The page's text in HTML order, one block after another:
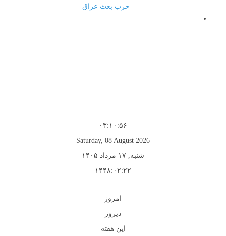
حزب بعث عراق
۰۳:۱۰:۵۶
Saturday, 08 August 2026
شنبه, ۱۷ مرداد ۱۴۰۵
۱۴۴۸:۰۲:۲۲
امروز
دیروز
این هفته